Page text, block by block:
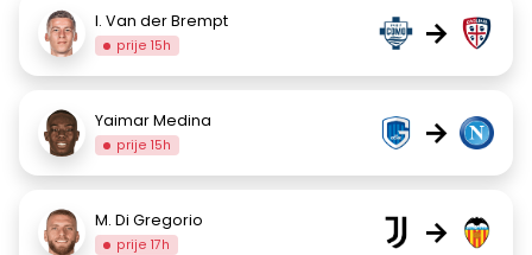
I. Van der Brempt
prije 15h →
Yaimar Medina
prije 15h →
M. Di Gregorio
prije 17h →